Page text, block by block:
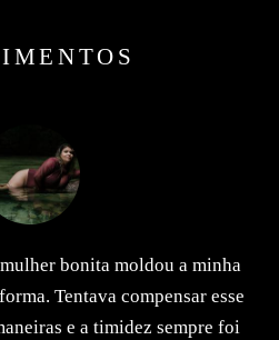
bonita moldou a minha
Tentava compensar esse
e a timidez sempre foi